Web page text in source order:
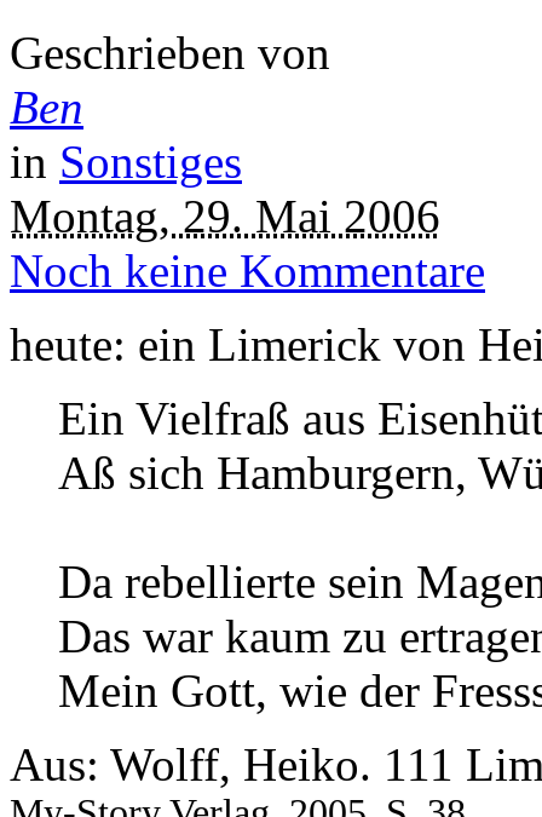
Geschrieben von
Ben
in Sonstiges
Montag, 29. Mai 2006
Noch keine Kommentare
heute: ein Limerick von
Ein Vielfraß aus
Aß sich Hamburgern,
Da rebellierte sein
Das war kaum zu
Mein Gott, wie der
Aus: Wolff, Heiko. 111